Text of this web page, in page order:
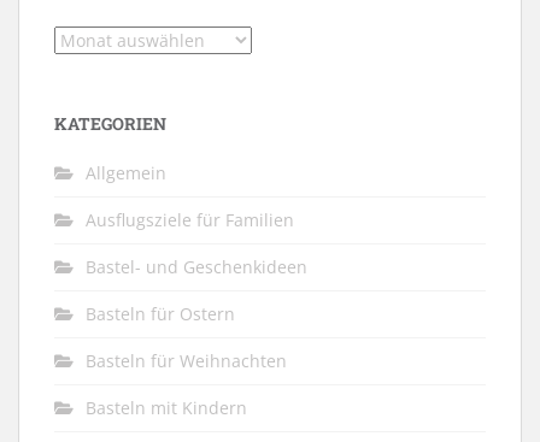
Archiv
KATEGORIEN
Allgemein
Ausflugsziele für Familien
Bastel- und Geschenkideen
Basteln für Ostern
Basteln für Weihnachten
Basteln mit Kindern